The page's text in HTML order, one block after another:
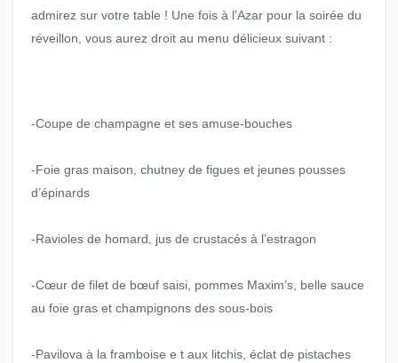
admirez sur votre table ! Une fois à l’Azar pour la soirée du
réveillon, vous aurez droit au menu délicieux suivant :
-Coupe de champagne et ses amuse-bouches
-Foie gras maison, chutney de figues et jeunes pousses
d’épinards
-Ravioles de homard, jus de crustacés à l’estragon
-Cœur de filet de bœuf saisi, pommes Maxim’s, belle sauce
au foie gras et champignons des sous-bois
-Pavilova à la framboise e t aux litchis, éclat de pistaches